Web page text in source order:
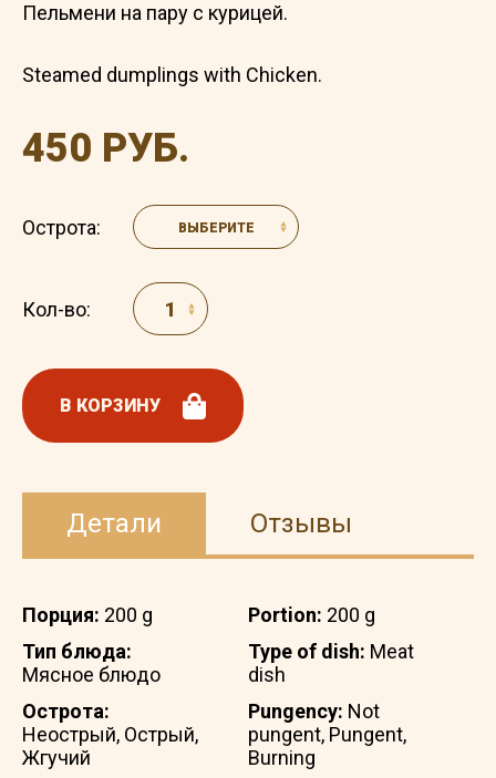
Пельмени на пару с курицей.
Steamed dumplings with Chicken.
450 РУБ.
Острота: ВЫБЕРИТЕ
Кол-во:
В КОРЗИНУ
Детали Отзывы
Порция: 200 g
Тип блюда:
Мясное блюдо
Острота:
Неострый, Острый,
Жгучий
Portion: 200 g
Type of dish: Meat
dish
Pungency: Not
pungent, Pungent,
Burning